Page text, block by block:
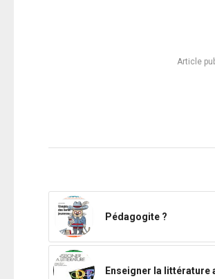
Article
Pédagogite ?
Enseigner la littérature